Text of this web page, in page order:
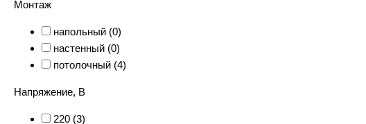
Монтаж
напольный (0)
настенный (0)
потолочный (4)
Напряжение, В
220 (3)